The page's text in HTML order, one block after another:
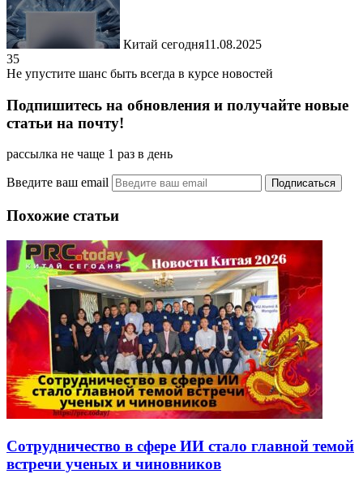
Китай сегодня11.08.2025
35
Не упустите шанс быть всегда в курсе новостей
Подпишитесь на обновления и получайте новые
статьи на почту!
рассылка не чаще 1 раз в день
Введите ваш email
Похожие статьи
Сотрудничество в сфере ИИ стало главной темой
встречи ученых и чиновников